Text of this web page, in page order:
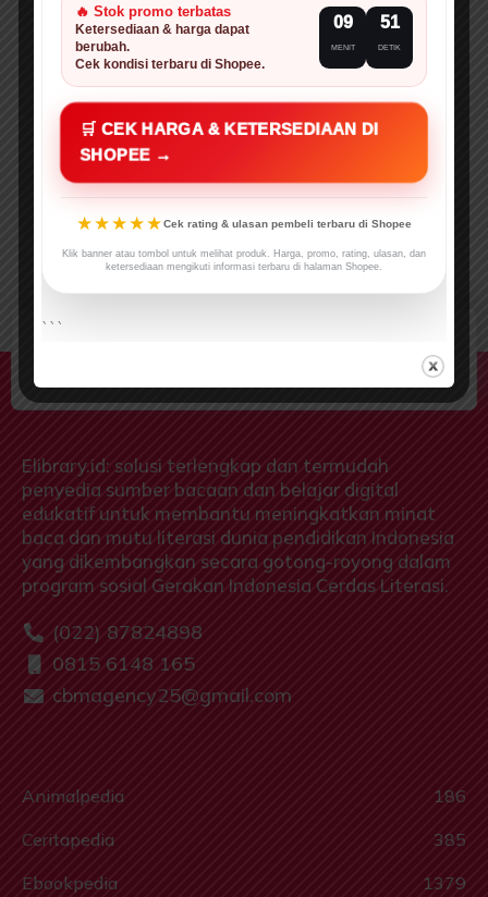
Elibrary.id: solusi terlengkap dan termudah
penyedia sumber bacaan dan belajar digital
edukatif untuk membantu meningkatkan minat
baca dan mutu literasi dunia pendidikan Indonesia
yang dikembangkan secara gotong-royong dalam
program sosial Gerakan Indonesia Cerdas Literasi.
(022) 87824898
0815 6148 165
cbmagency25@gmail.com
Animalpedia
186
Ceritapedia
385
Ebookpedia
1379
🔥 Stok promo terbatas
Ketersediaan & harga dapat
berubah.
Cek kondisi terbaru di Shopee.
09
MENIT
50
DETIK
🛒 CEK HARGA & KETERSEDIAAN DI
SHOPEE →
★★★★★Cek rating & ulasan pembeli terbaru di Shopee
Klik banner atau tombol untuk melihat produk. Harga, promo, rating, ulasan, dan
ketersediaan mengikuti informasi terbaru di halaman Shopee.
```